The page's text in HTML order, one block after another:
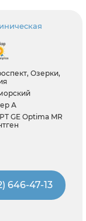
Озерки,
А
GE Optima MR
646-47-13